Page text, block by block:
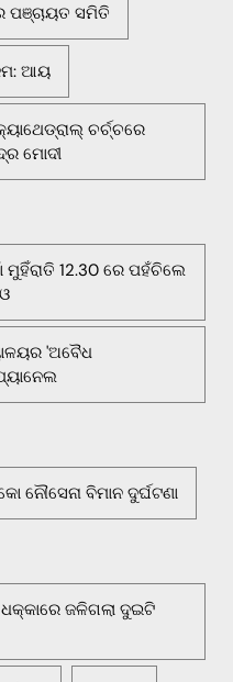
ପଞ୍ଚାୟତ ସମିତି
ଆୟ
ଚର୍ଚ୍ଚରେ
ମୋଦୀ
ମୁହିଁରାତି 12.30 ରେ ପହଁଚିଲେ
'ଅବୈଧ
ନୌସେନା ବିମାନ ଦୁର୍ଘଟଣା
ଜଳିଗଲା ଦୁଇଟି